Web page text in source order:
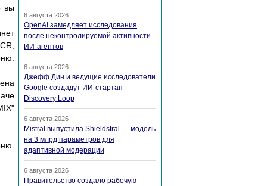
вы
6 августа 2026
OpenAI замедляет исследования
после неконтролируемой активности
ИИ-агентов
6 августа 2026
Джефф Дин и ведущие исследователи
Google создадут ИИ-стартап
Discovery Loop
6 августа 2026
Mistral выпустила Shieldstral — модель
на 3 млрд параметров для
адаптивной модерации
6 августа 2026
Правительство создало рабочую